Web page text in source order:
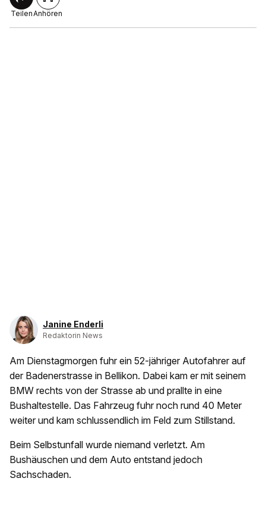
TeilenAnhören
Janine Enderli
Redaktorin News
Am Dienstagmorgen fuhr ein 52-jähriger Autofahrer auf
der Badenerstrasse in Bellikon. Dabei kam er mit seinem
BMW rechts von der Strasse ab und prallte in eine
Bushaltestelle. Das Fahrzeug fuhr noch rund 40 Meter
weiter und kam schlussendlich im Feld zum Stillstand.
Beim Selbstunfall wurde niemand verletzt. Am
Bushäuschen und dem Auto entstand jedoch
Sachschaden.